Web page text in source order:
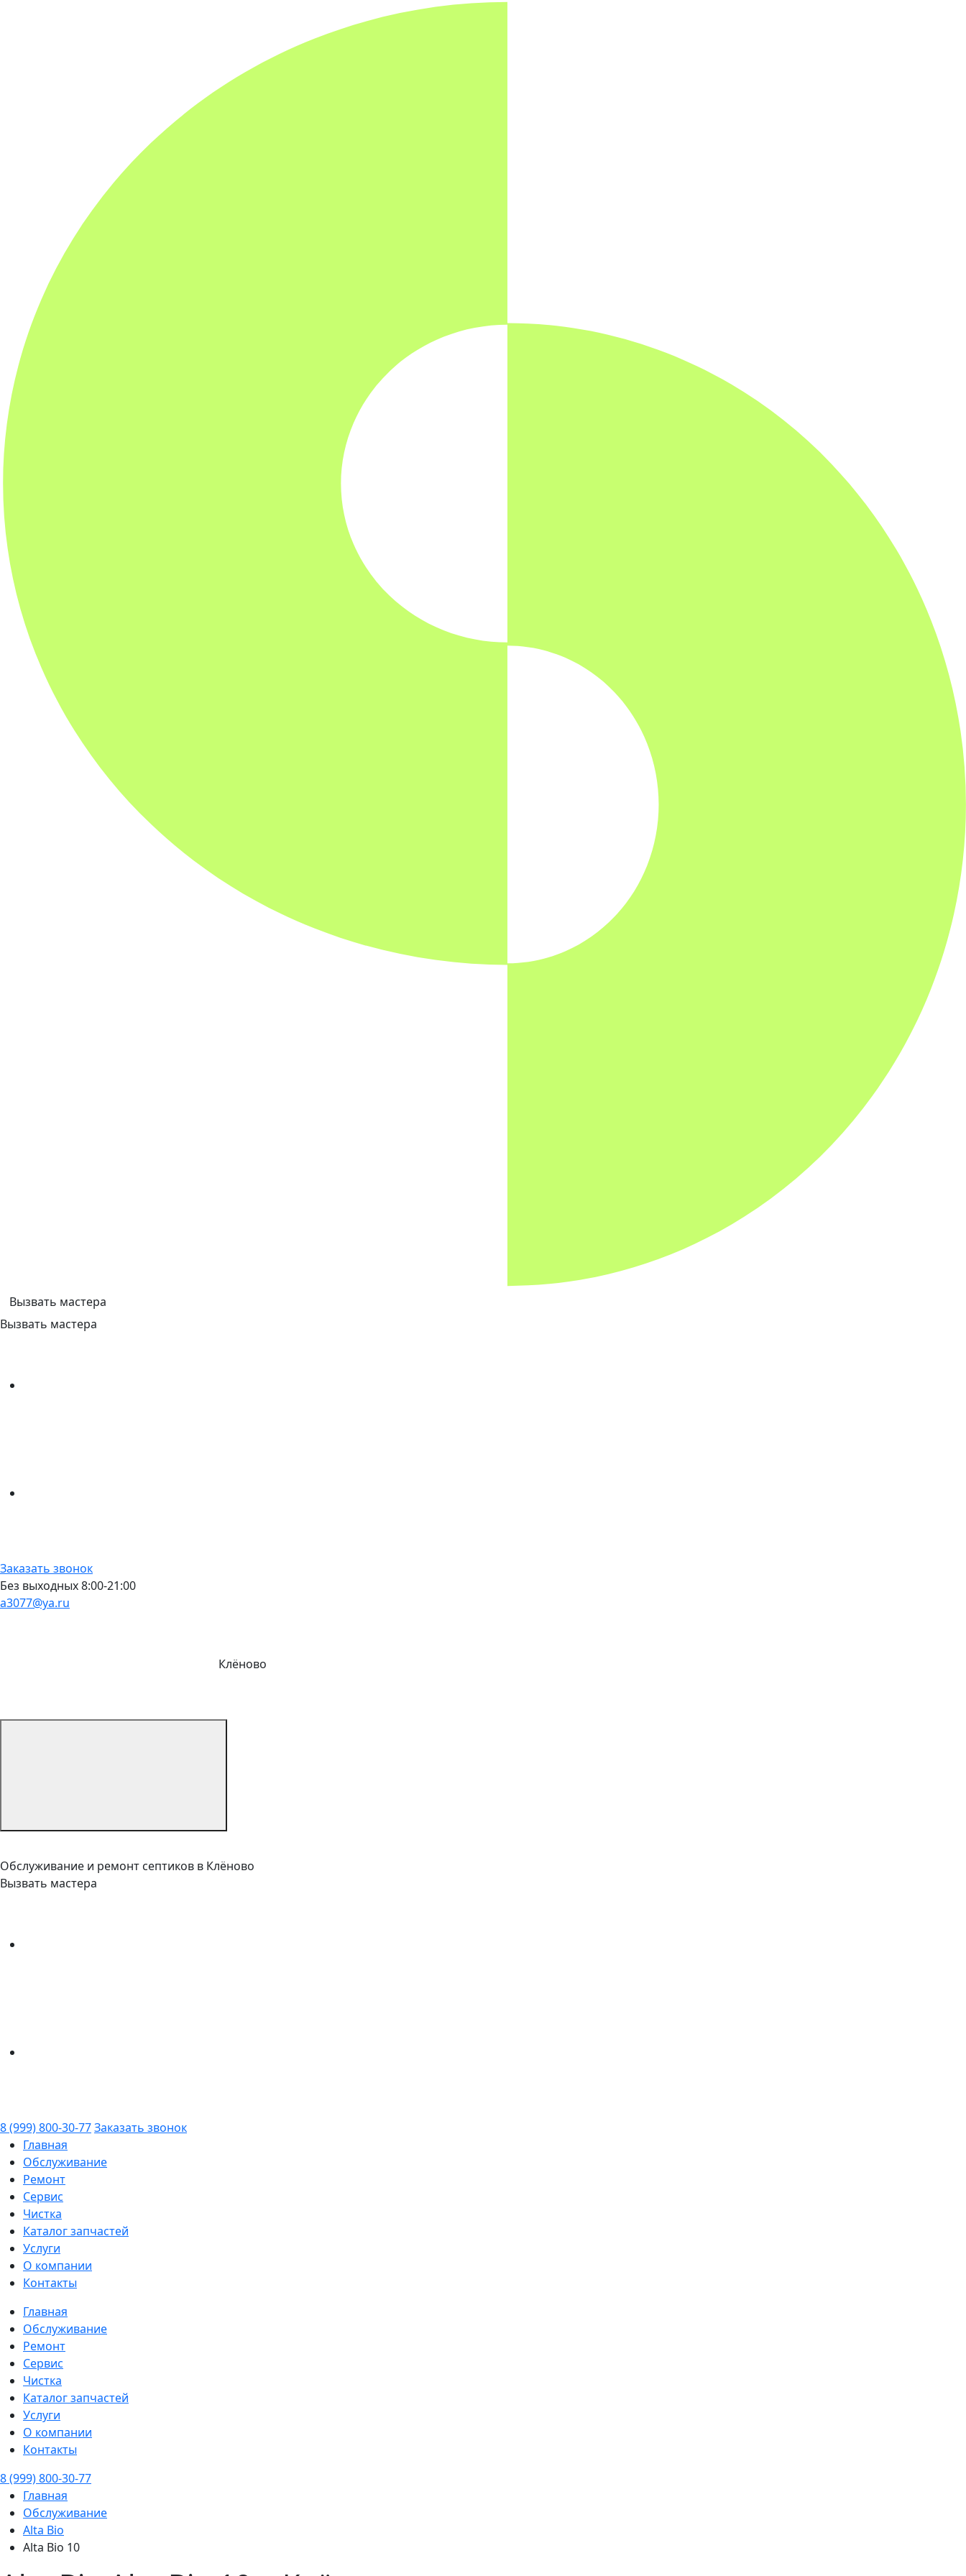
Вызвать мастера
Вызвать мастера
Заказать звонок
Без выходных 8:00-21:00
a3077@ya.ru
Клёново
Обслуживание и ремонт септиков в Клёново
Вызвать мастера
8 (999) 800-30-77Заказать звонок
Главная
Обслуживание
Ремонт
Сервис
Чистка
Каталог запчастей
Услуги
О компании
Контакты
Главная
Обслуживание
Ремонт
Сервис
Чистка
Каталог запчастей
Услуги
О компании
Контакты
8 (999) 800-30-77
Главная
Обслуживание
Alta Bio
Alta Bio 10